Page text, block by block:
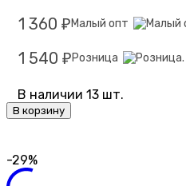
1 360 ₽ Малый опт
1 540 ₽ Розница
В наличии 13 шт.
В корзину
-29%